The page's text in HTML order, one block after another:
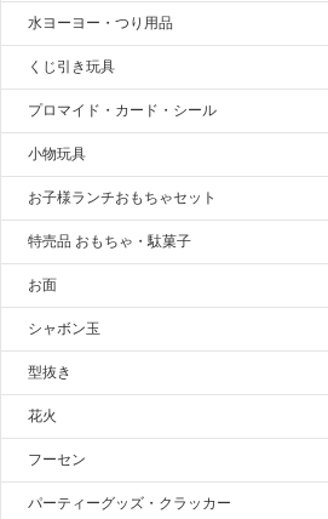
水ヨーヨー・つり用品
くじ引き玩具
プロマイド・カード・シール
小物玩具
お子様ランチおもちゃセット
特売品 おもちゃ・駄菓子
お面
シャボン玉
型抜き
花火
フーセン
パーティーグッズ・クラッカー